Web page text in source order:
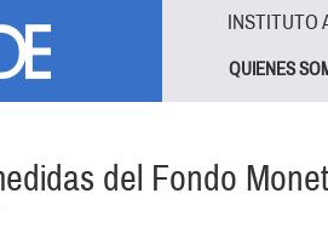
INSTITUTO
QUIENES
del Fondo